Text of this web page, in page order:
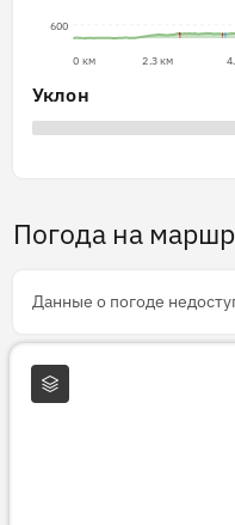
600
0 км 2.3 км
Уклон
Погода на
Данные о погоде